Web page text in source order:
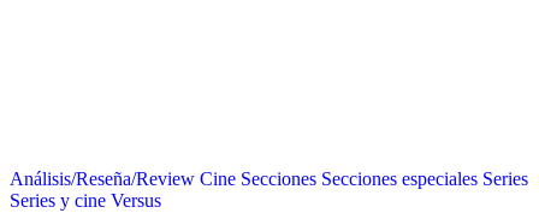
Análisis/Reseña/Review Cine Secciones Secciones especiales Series
Series y cine Versus